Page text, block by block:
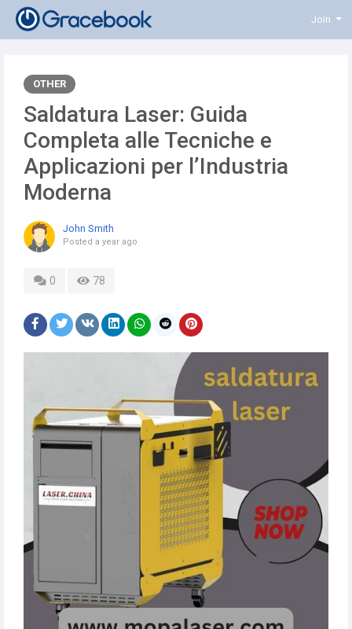
Join
OTHER
Saldatura Laser: Guida
Completa alle Tecniche e
Applicazioni per l’Industria
Moderna
John Smith
Posted a year ago
0 78